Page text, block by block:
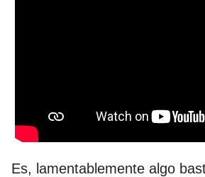
Es, lamentablemente algo